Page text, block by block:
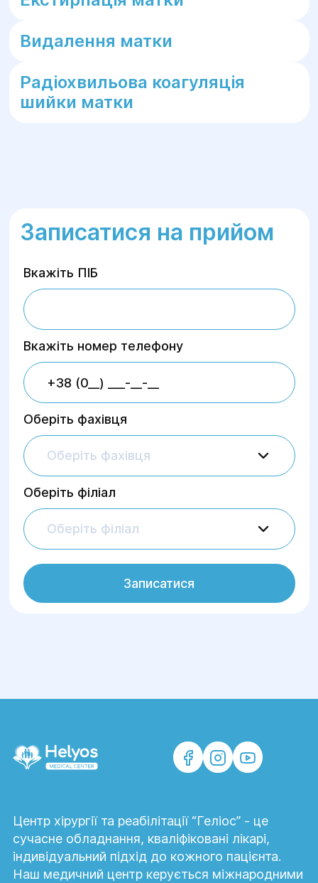
Видалення матки
Радіохвильова коагуляція
шийки матки
Записатися на прийом
Вкажіть ПІБ
Вкажіть номер телефону
Оберіть фахівця
Оберіть фахівця
Оберіть філіал
Оберіть філіал
Записатися
Центр хірургії та реабілітації “Геліос” - це
сучасне обладнання, кваліфіковані лікарі,
індивідуальний підхід до кожного пацієнта.
Наш медичний центр керується міжнародними